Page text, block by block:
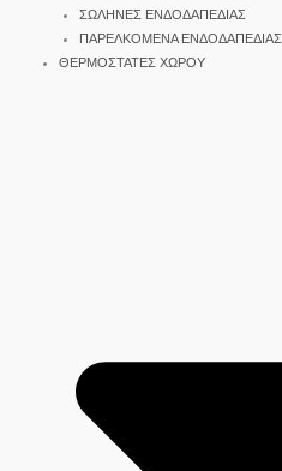
ΣΩΛΗΝΕΣ ΕΝΔΟΔΑΠΕΔΙΑΣ
ΠΑΡΕΛΚΟΜΕΝΑ ΕΝΔΟΔΑΠΕΔΙΑΣ
ΘΕΡΜΟΣΤΑΤΕΣ ΧΩΡΟΥ